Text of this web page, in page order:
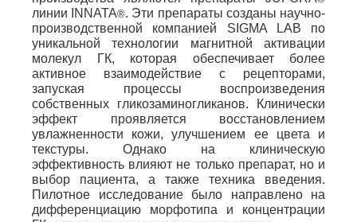
линии INNATA®. Эти препараты созданы научно-
производственной компанией SIGMA LAB по
уникальной технологии магнитной активации
молекул ГК, которая обеспечивает более
активное взаимодействие с рецепторами,
запуская процессы воспроизведения
собственных гликозаминогликанов. Клинически
эффект проявляется восстановлением
увлажненности кожи, улучшением ее цвета и
текстуры. Однако на клиническую
эффективность влияют не только препарат, но и
выбор пациента, а также техника введения.
Пилотное исследование было направлено на
дифференциацию морфотипа и концентрации